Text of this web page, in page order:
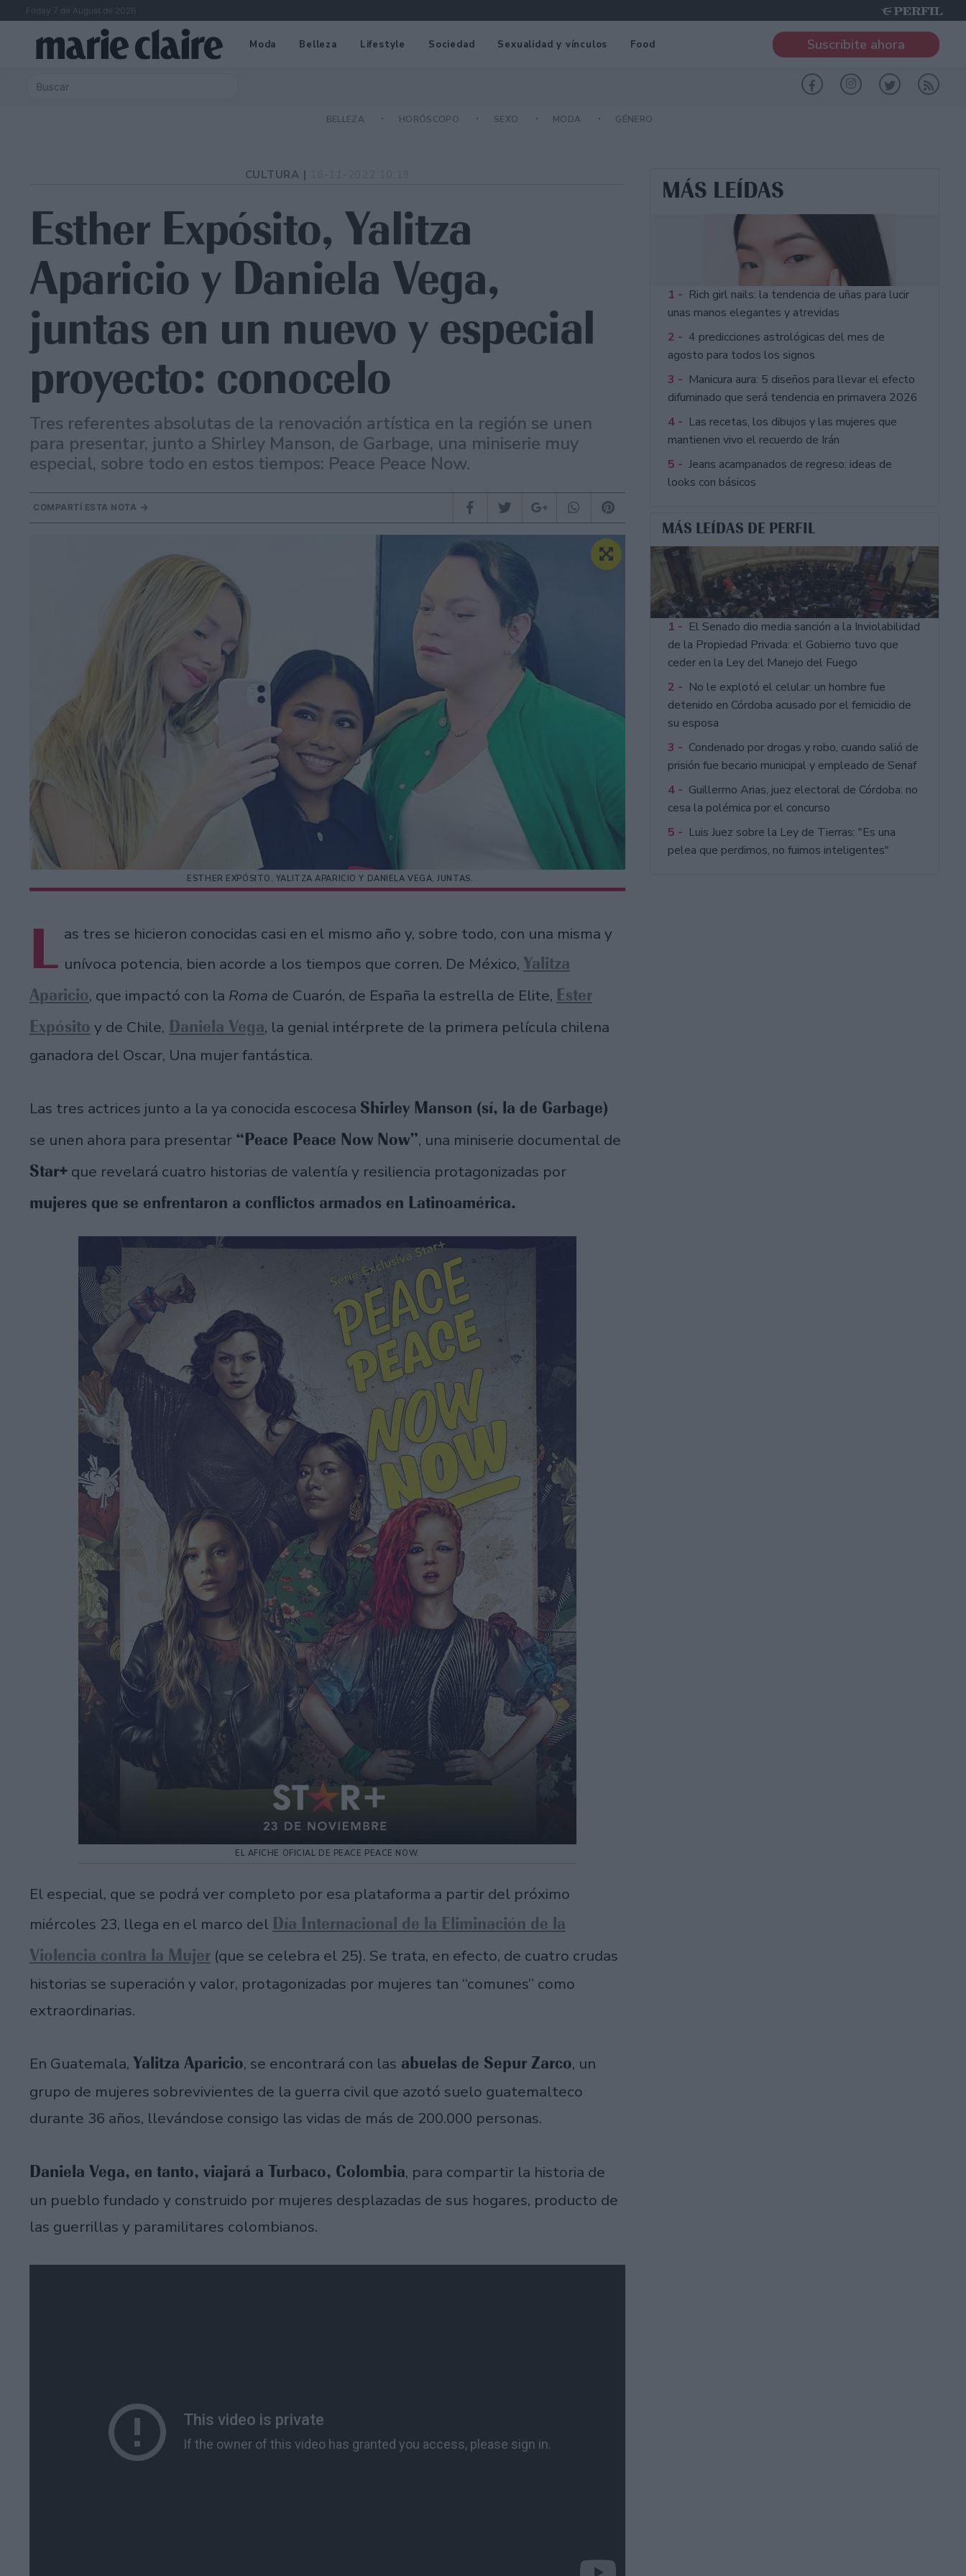
Friday 7 de August de 2026
Moda Belleza Lifestyle Sociedad Sexualidad y vínculos Food Suscribite ahora
BELLEZA HORÓSCOPO SEXO MODA GÉNERO
CULTURA |
Esther Expósito, Yalitza
Aparicio y Daniela Vega,
juntas en un nuevo y especial
proyecto: conocelo
Tres referentes absolutas de la renovación artística en la región se unen
para presentar, junto a Shirley Manson, de Garbage, una miniserie muy
especial, sobre todo en estos tiempos: Peace Peace Now.
COMPARTÍ ESTA NOTA
ESTHER EXPÓSITO, YALITZA APARICIO Y DANIELA VEGA, JUNTAS.
L as tres se hicieron conocidas casi en el mismo año y, sobre todo, con una misma y
unívoca potencia, bien acorde a los tiempos que corren. De México, Yalitza
Aparicio, que impactó con la Roma de Cuarón, de España la estrella de Elite, Ester
Expósito y de Chile, Daniela Vega, la genial intérprete de la primera película chilena
ganadora del Oscar, Una mujer fantástica.
Las tres actrices junto a la ya conocida escocesa Shirley Manson (sí, la de Garbage)
se unen ahora para presentar “Peace Peace Now Now”, una miniserie documental de
Star+ que revelará cuatro historias de valentía y resiliencia protagonizadas por
mujeres que se enfrentaron a conflictos armados en Latinoamérica.
EL AFICHE OFICIAL DE PEACE PEACE NOW.
El especial, que se podrá ver completo por esa plataforma a partir del próximo
miércoles 23, llega en el marco del Día Internacional de la Eliminación de la
Violencia contra la Mujer (que se celebra el 25). Se trata, en efecto, de cuatro crudas
historias se superación y valor, protagonizadas por mujeres tan “comunes” como
extraordinarias.
En Guatemala, Yalitza Aparicio, se encontrará con las abuelas de Sepur Zarco, un
grupo de mujeres sobrevivientes de la guerra civil que azotó suelo guatemalteco
durante 36 años, llevándose consigo las vidas de más de 200.000 personas.
Daniela Vega, en tanto, viajará a Turbaco, Colombia, para compartir la historia de
un pueblo fundado y construido por mujeres desplazadas de sus hogares, producto de
las guerrillas y paramilitares colombianos.
MÁS LEÍDAS
1 - Rich girl nails: la tendencia de uñas para lucir
unas manos elegantes y atrevidas
2 - 4 predicciones astrológicas del mes de
agosto para todos los signos
3 - Manicura aura: 5 diseños para llevar el efecto
difuminado que será tendencia en primavera 2026
4 - Las recetas, los dibujos y las mujeres que
mantienen vivo el recuerdo de Irán
5 - Jeans acampanados de regreso: ideas de
looks con básicos
MÁS LEÍDAS DE PERFIL
1 - El Senado dio media sanción a la Inviolabilidad
de la Propiedad Privada: el Gobierno tuvo que
ceder en la Ley del Manejo del Fuego
2 - No le explotó el celular: un hombre fue
detenido en Córdoba acusado por el femicidio de
su esposa
3 - Condenado por drogas y robo, cuando salió de
prisión fue becario municipal y empleado de Senaf
4 - Guillermo Arias, juez electoral de Córdoba: no
cesa la polémica por el concurso
5 - Luis Juez sobre la Ley de Tierras: "Es una
pelea que perdimos, no fuimos inteligentes"